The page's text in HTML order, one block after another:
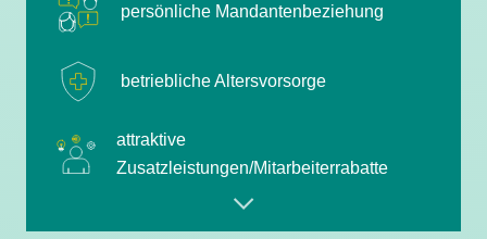
persönliche Mandantenbeziehung
betriebliche Altersvorsorge
attraktive
Zusatzleistungen/Mitarbeiterrabatte